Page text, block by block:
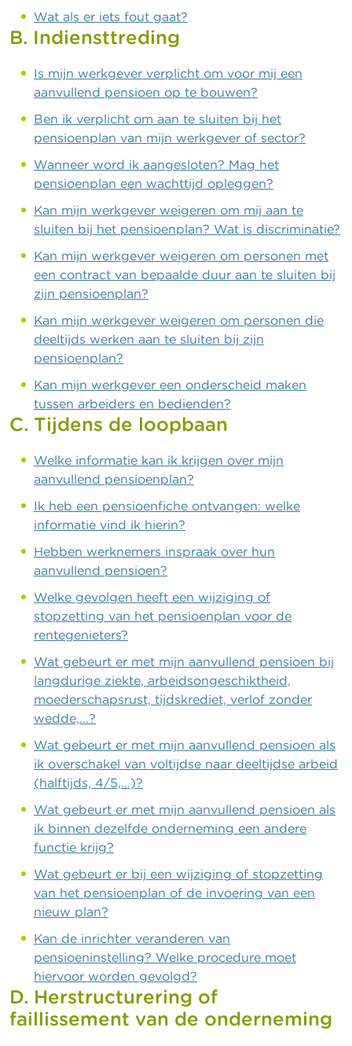
Wat als er iets fout gaat?
B. Indiensttreding
Is mijn werkgever verplicht om voor mij een
aanvullend pensioen op te bouwen?
Ben ik verplicht om aan te sluiten bij het
pensioenplan van mijn werkgever of sector?
Wanneer word ik aangesloten? Mag het
pensioenplan een wachttijd opleggen?
Kan mijn werkgever weigeren om mij aan te
sluiten bij het pensioenplan? Wat is discriminatie?
Kan mijn werkgever weigeren om personen met
een contract van bepaalde duur aan te sluiten bij
zijn pensioenplan?
Kan mijn werkgever weigeren om personen die
deeltijds werken aan te sluiten bij zijn
pensioenplan?
Kan mijn werkgever een onderscheid maken
tussen arbeiders en bedienden?
C. Tijdens de loopbaan
Welke informatie kan ik krijgen over mijn
aanvullend pensioenplan?
Ik heb een pensioenfiche ontvangen: welke
informatie vind ik hierin?
Hebben werknemers inspraak over hun
aanvullend pensioen?
Welke gevolgen heeft een wijziging of
stopzetting van het pensioenplan voor de
rentegenieters?
Wat gebeurt er met mijn aanvullend pensioen bij
langdurige ziekte, arbeidsongeschiktheid,
moederschapsrust, tijdskrediet, verlof zonder
wedde,…?
Wat gebeurt er met mijn aanvullend pensioen als
ik overschakel van voltijdse naar deeltijdse arbeid
(halftijds, 4/5,...)?
Wat gebeurt er met mijn aanvullend pensioen als
ik binnen dezelfde onderneming een andere
functie krijg?
Wat gebeurt er bij een wijziging of stopzetting
van het pensioenplan of de invoering van een
nieuw plan?
Kan de inrichter veranderen van
pensioeninstelling? Welke procedure moet
hiervoor worden gevolgd?
D. Herstructurering of
faillissement van de onderneming